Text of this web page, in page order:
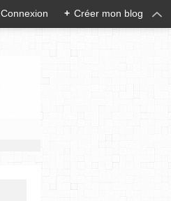
Connexion + Créer mon blog